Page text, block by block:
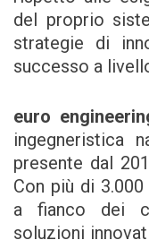
del proprio
strategie di
successo a
euro
ingegneristica
presente dal
Con più di
a fianco dei
soluzioni